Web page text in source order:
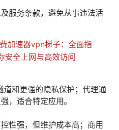
服务条款，避免从事违法活
加速器vpn梯子：全面指
安全上网与高效访问
道和更强的隐私保护；代理通
，适合特定应用。
性强，但维护成本高；商用